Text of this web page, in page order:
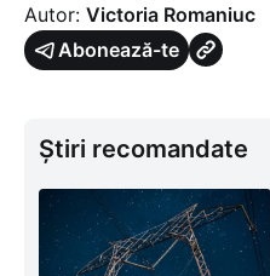
Autor: Victoria Romaniuc
Abonează-te
Știri recomandate